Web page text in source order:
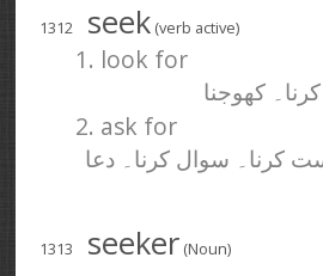
1312 seek (verb active)
1. look for
کھوجنا
2. ask for
کرنا۔ سوال کرنا۔ دعا
1313 seeker (Noun)